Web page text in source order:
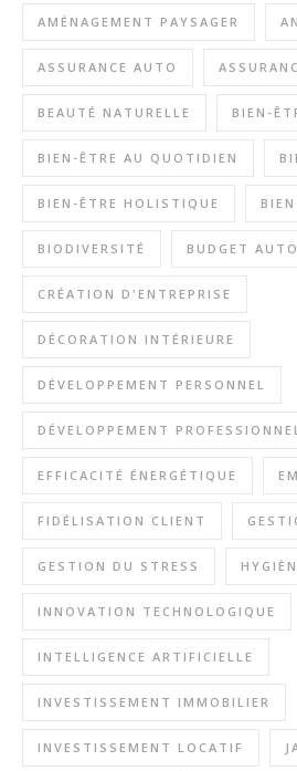
AMÉNAGEMENT PAYSAGER
ASSURANCE AUTO
BEAUTÉ NATURELLE BIEN-
BIEN-ÊTRE AU QUOTIDIEN
BIEN-ÊTRE HOLISTIQUE
BIODIVERSITÉ BUDGET
CRÉATION D'ENTREPRISE
DÉCORATION INTÉRIEURE
DÉVELOPPEMENT PERSONNEL
DÉVELOPPEMENT
EFFICACITÉ ÉNERGÉTIQUE
FIDÉLISATION CLIENT
GESTION DU STRESS
INNOVATION TECHNOLOGIQUE
INTELLIGENCE ARTIFICIELLE
INVESTISSEMENT IMMOBILIER
INVESTISSEMENT LOCATIF